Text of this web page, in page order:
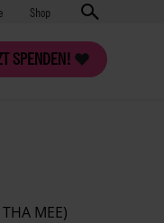
Shop
SPENDEN!
MEE)